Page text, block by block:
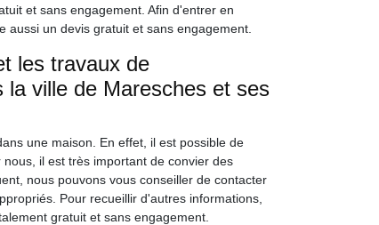
et sans engagement. Afin d'entrer en
un devis gratuit et sans engagement.
les travaux de
ville de Maresches et ses
une maison. En effet, il est possible de
il est très important de convier des
nous pouvons vous conseiller de contacter
Pour recueillir d'autres informations,
gratuit et sans engagement.